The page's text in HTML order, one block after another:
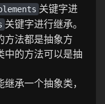
关键字进
关键字进行继承。
方法都是抽象方
中的方法可以是抽
承一个抽象类，